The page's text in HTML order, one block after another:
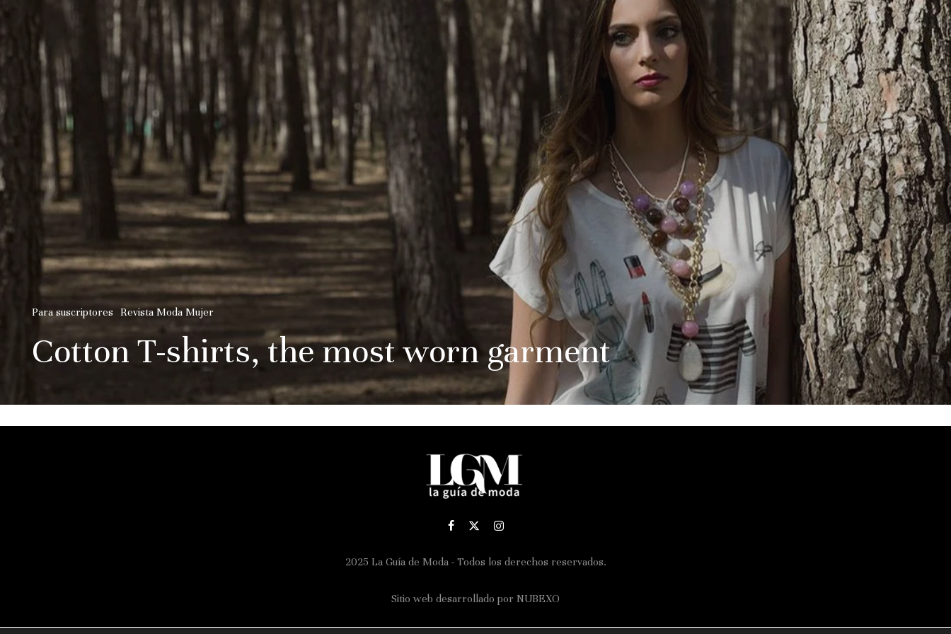
Para suscriptores Revista Moda Mujer
Cotton T-shirts, the most worn garment
2025 La Guía de Moda - Todos los derechos reservados.
Sitio web desarrollado por NUBEXO